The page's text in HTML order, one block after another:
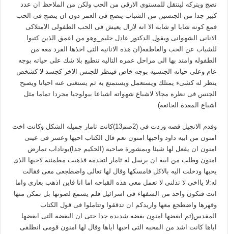
نضج ويتركه لينتقل للمستوى الارقى من الحب ولكن من الملاحظ ان عدد
كبير جدا من الجنسين من الشباب ينضج فى العمر دون ان ينضج فى الحب
فمع كونه شابا او شابه الا انه لازال يعيش فى الحب الطفولى الامتلاكى
الانانى الشهوانى ويقول الدكتور عادل حليم_وهو من اعمق الذين كتبوا
للشباب عن الحب والعاطفه(ان هذه الانانيه التى اخذها الفرد معه من
الطفوله وامتد بها الى مراحل عمره التاليه تنطبع بلا شك على حياته بوجه
عام وعلى حياته الجنسيه بوجه خاص فينظر للجنس الاخر كجسد لا كشخص
ينظر له كشىء يمتلك ويستعمل ويستمتع به ثم يستغنى عنه احيانا ويصبح
الجنس فى نظره مجالا لاشباع شهواته اشباعا بيولوجيا مجردا تماما مثل
اشباع المعدة الجائعه)
وقدم الانجيل قصه وردت فى (2صم13)كانت ثامار جميله الشكل وكانت اخت
امنون من ابيه داود واحبها امنون نعم قال الكتاب احبها وعسر فى عينى
امنون ان يفعل لها شيئا وبمشورة صاحبه (الحكيم جدا)يوناداب تمارض
امنون وطلب من ابيه ان يرسل له ثامار لتخدمه فذهبت مطمئنه لاخيها الذى
يحبها ودخلت اليه بالاكل فامسكها وقال لها تعالى واضطجعى معى فقالت
له:لا يااخى لا تذلنى لا تعمل معى هذه القباحه اما انا فاين اذهب بعارى واما
انت فتكون واحد من السفهاء فى اسرائيل فلم يسمع لصوتها بل تمكن منها
وقهرها واضطجع معها واريدكم ان تدققوا وتتاملوا فى قول الكتاب
المقدس(ثم ابغضها امنون بغضه شديده جدا حتى ان البغضه التى ابغضها
اياها كانت اشد من المحبه التى احبها اياها وقال لها امنون قومى انطلقى